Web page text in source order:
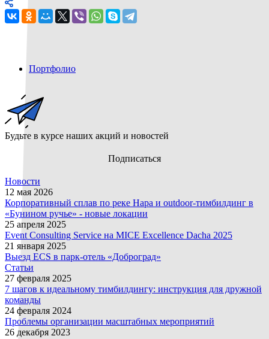
Портфолио
Будьте в курсе наших акций и новостей
Подписаться
Новости
12 мая 2026
Корпоративный сплав по реке Нара и outdoor-тимбилдинг в
«Бунином ручье» - новые локации
25 апреля 2025
Event Consulting Service на MICE Excellence Dacha 2025
21 января 2025
Выезд ECS в парк-отель «Доброград»
Статьи
27 февраля 2025
7 шагов к идеальному тимбилдингу: инструкция для дружной
команды
24 февраля 2024
Проблемы организации масштабных мероприятий
26 декабря 2023